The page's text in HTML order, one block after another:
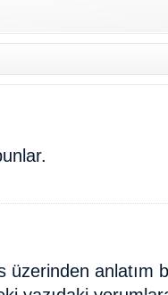
üzerinden anlatım